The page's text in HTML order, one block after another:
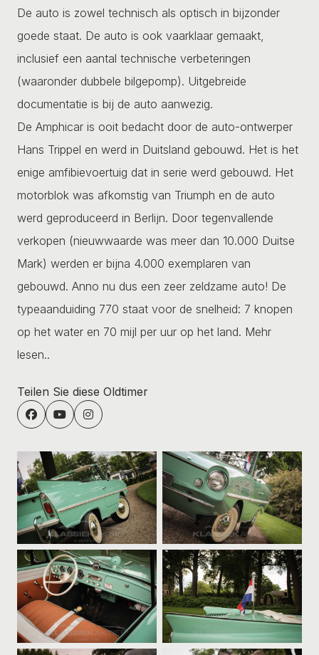
De auto is zowel technisch als optisch in bijzonder
goede staat. De auto is ook vaarklaar gemaakt,
inclusief een aantal technische verbeteringen
(waaronder dubbele bilgepomp). Uitgebreide
documentatie is bij de auto aanwezig.
De Amphicar is ooit bedacht door de auto-ontwerper
Hans Trippel en werd in Duitsland gebouwd. Het is het
enige amfibievoertuig dat in serie werd gebouwd. Het
motorblok was afkomstig van Triumph en de auto
werd geproduceerd in Berlijn. Door tegenvallende
verkopen (nieuwwaarde was meer dan 10.000 Duitse
Mark) werden er bijna 4.000 exemplaren van
gebouwd. Anno nu dus een zeer zeldzame auto! De
typeaanduiding 770 staat voor de snelheid: 7 knopen
op het water en 70 mijl per uur op het land. Mehr
lesen..
Teilen Sie diese Oldtimer